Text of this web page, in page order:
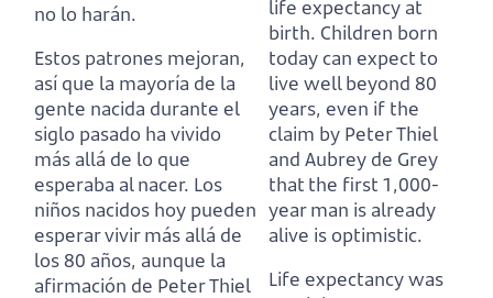
no lo harán.
Estos patrones mejoran,
así que la mayoría de la
gente nacida durante el
siglo pasado ha vivido
más allá de lo que
esperaba al nacer. Los
niños nacidos hoy pueden
esperar vivir más allá de
los 80 años, aunque la
afirmación de Peter Thiel
life expectancy at
birth. Children born
today can expect to
live well beyond 80
years, even if the
claim by Peter Thiel
and Aubrey de Grey
that the first 1,000-
year man is already
alive is optimistic.
Life expectancy was